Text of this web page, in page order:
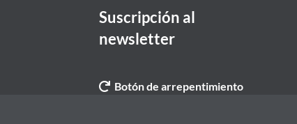
Suscripción al
newsletter
Botón de arrepentimiento